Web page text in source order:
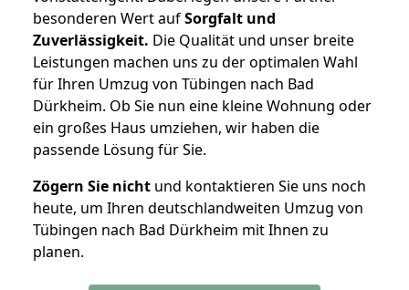
besonderen Wert aufSorgfalt und
Zuverlässigkeit. Die Qualität und unser breite
Leistungen machen uns zu der optimalen Wahl
für Ihren Umzug von Tübingen nach Bad
Dürkheim. Ob Sie nun eine kleine Wohnung oder
ein großes Haus umziehen, wir haben die
passende Lösung für Sie.
Zögern Sie nicht und kontaktieren Sie uns noch
heute, um Ihren deutschlandweiten Umzug von
Tübingen nach Bad Dürkheim mit Ihnen zu
planen.